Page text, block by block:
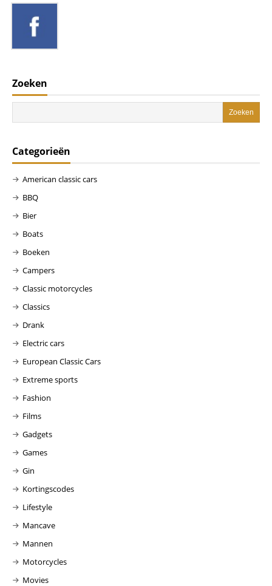
Zoeken
Categorieën
American classic cars
BBQ
Bier
Boats
Boeken
Campers
Classic motorcycles
Classics
Drank
Electric cars
European Classic Cars
Extreme sports
Fashion
Films
Gadgets
Games
Gin
Kortingscodes
Lifestyle
Mancave
Mannen
Motorcycles
Movies